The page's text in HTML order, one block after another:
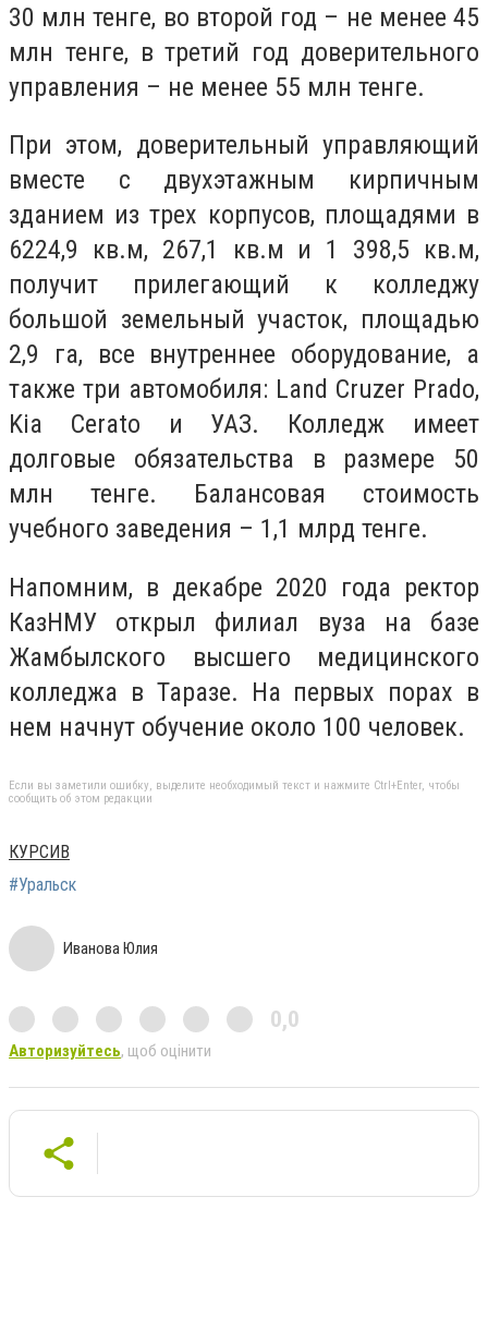
30 млн тенге, во второй год – не менее 45
млн тенге, в третий год доверительного
управления – не менее 55 млн тенге.
При этом, доверительный управляющий
вместе с двухэтажным кирпичным
зданием из трех корпусов, площадями в
6224,9 кв.м, 267,1 кв.м и 1 398,5 кв.м,
получит прилегающий к колледжу
большой земельный участок, площадью
2,9 га, все внутреннее оборудование, а
также три автомобиля: Land Cruzer Prado,
Kia Cerato и УАЗ. Колледж имеет
долговые обязательства в размере 50
млн тенге. Балансовая стоимость
учебного заведения – 1,1 млрд тенге.
Напомним, в декабре 2020 года ректор
КазНМУ открыл филиал вуза на базе
Жамбылского высшего медицинского
колледжа в Таразе. На первых порах в
нем начнут обучение около 100 человек.
Если вы заметили ошибку, выделите необходимый текст и нажмите Ctrl+Enter, чтобы
сообщить об этом редакции
КУРСИВ
#Уральск
Иванова Юлия
0,0
Авторизуйтесь, щоб оцінити